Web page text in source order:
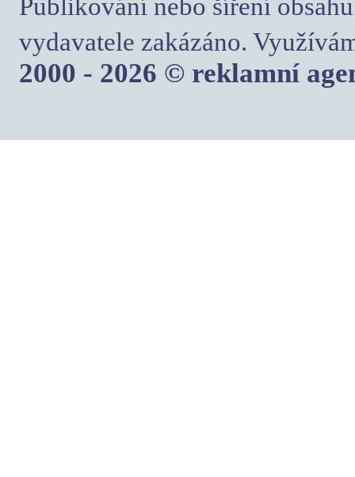
Publikování nebo šíření
vydavatele zakázáno.
2000 - 2026 © reklamní